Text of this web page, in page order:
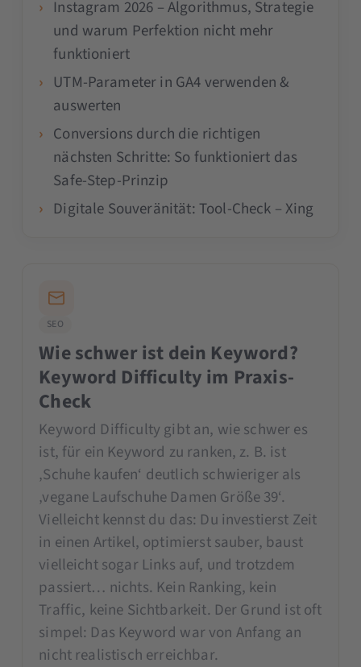
Instagram 2026 – Algorithmus, Strategie
und warum Perfektion nicht mehr
funktioniert
UTM-Parameter in GA4 verwenden &
auswerten
Conversions durch die richtigen
nächsten Schritte: So funktioniert das
Safe-Step-Prinzip
Digitale Souveränität: Tool-Check – Xing
SEO
Wie schwer ist dein Keyword?
Keyword Difficulty im Praxis-
Check
Keyword Difficulty gibt an, wie schwer es
ist, für ein Keyword zu ranken, z. B. ist
‚Schuhe kaufen‘ deutlich schwieriger als
‚vegane Laufschuhe Damen Größe 39‘.
Vielleicht kennst du das: Du investierst Zeit
in einen Artikel, optimierst sauber, baust
vielleicht sogar Links auf, und trotzdem
passiert… nichts. Kein Ranking, kein
Traffic, keine Sichtbarkeit. Der Grund ist oft
simpel: Das Keyword war von Anfang an
nicht realistisch erreichbar.